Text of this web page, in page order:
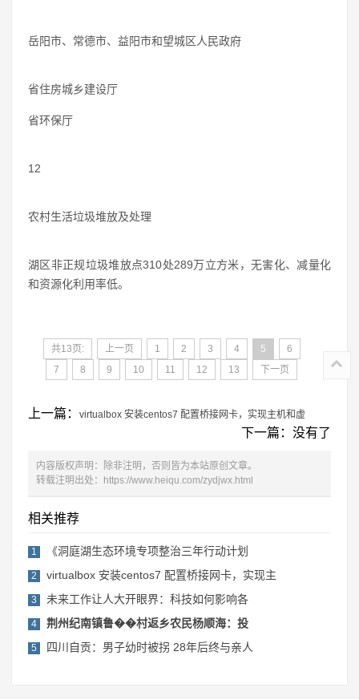
岳阳市、常德市、益阳市和望城区人民政府
省住房城乡建设厅
省环保厅
12
农村生活垃圾堆放及处理
湖区非正规垃圾堆放点310处289万立方米，无害化、减量化
和资源化利用率低。
共13页: 上一页 1 2 3 4 5
6
7
8 9 10 11 12 13 下一页
上一篇： virtualbox 安装centos7 配置桥接网卡，实现主机和虚
下一篇：没有了
内容版权声明：除非注明，否则皆为本站原创文章。
转载注明出处：
https://www.heiqu.com/zydjwx.html
相关推荐
1 《洞庭湖生态环境专项整治三年行动计划
2 virtualbox 安装centos7 配置桥接网卡，实现主
3 未来工作让人大开眼界：科技如何影响各
4 荆州纪南镇鲁��村返乡农民杨顺海：投
5 四川自贡：男子幼时被拐 28年后终与亲人